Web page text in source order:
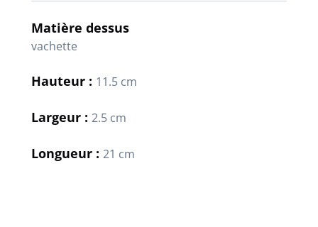
Matière dessus
vachette
Hauteur : 11.5 cm
Largeur : 2.5 cm
Longueur : 21 cm